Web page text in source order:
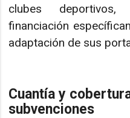
clubes
financiación
adaptación de sus
Cuantía y
subvenciones